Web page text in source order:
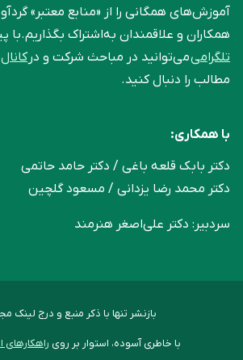
آموزش‌های همگانی را از «منابع معتبر»
همکاران و علاقمندان به‌اشتراک بگذاریم.با
تلگرامیمی‌توانید در مباحث شرکت و در
مطالب را دنبال کنید.
با همکاری:
دکتر بابک قلعه‌ باغی / دکتر حامد حاتمی
دکتر محمد رضا یزدانی / مسعود گلچین
سردبیر: دکتر علی‌اصغر هنرمند
بازنشر تنها با ذکر منبع و درج لینک
با خاطری آسوده، استوار بر روی